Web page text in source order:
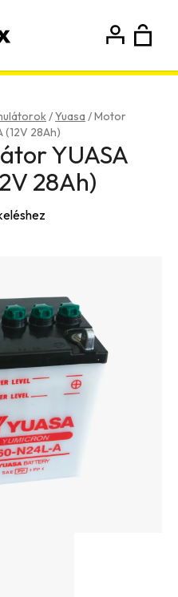
/Yuasa /Motor
(12V 28Ah)
YUASA
28Ah)